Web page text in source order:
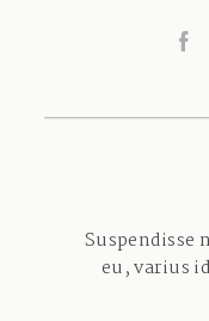
Suspendisse
eu, varius